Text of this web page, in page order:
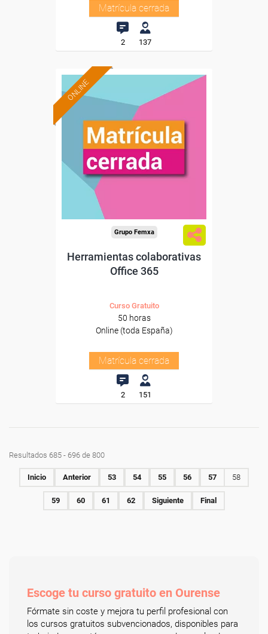
Matrícula cerrada
2 137
ONLINE
Grupo Femxa
Herramientas colaborativas
Office 365
Curso Gratuito
50 horas
Online (toda España)
Matrícula cerrada
2 151
Resultados 685 - 696 de 800
Inicio Anterior 53 54 55 56 57 58
59 60 61 62 Siguiente Final
Escoge tu curso gratuito en Ourense
Fórmate sin coste y mejora tu perfil profesional con
los cursos gratuitos subvencionados, disponibles para